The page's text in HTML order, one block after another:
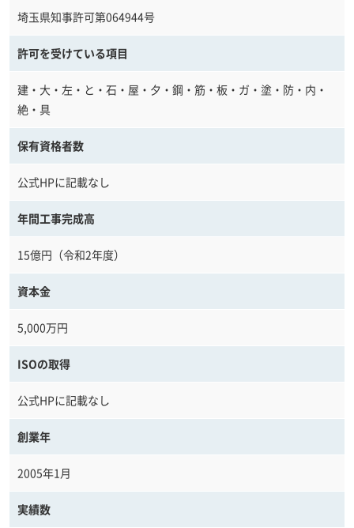
埼玉県知事許可第064944号
許可を受けている項目
建・大・左・と・石・屋・夕・鋼・筋・板・ガ・塗・防・内・
絶・具
保有資格者数
公式HPに記載なし
年間工事完成高
15億円（令和2年度）
資本金
5,000万円
ISOの取得
公式HPに記載なし
創業年
2005年1月
実績数